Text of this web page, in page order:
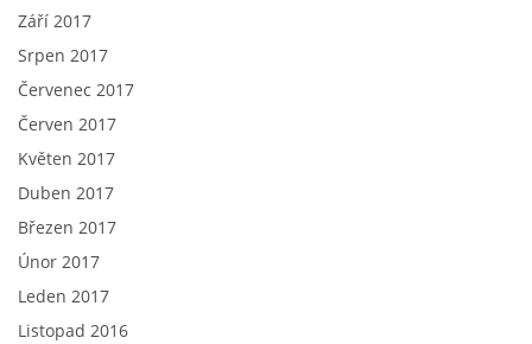
Září 2017
Srpen 2017
Červenec 2017
Červen 2017
Květen 2017
Duben 2017
Březen 2017
Únor 2017
Leden 2017
Listopad 2016